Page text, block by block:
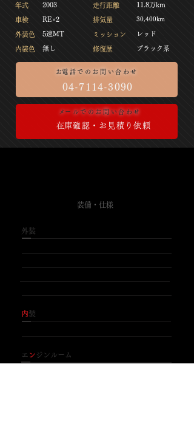
​年式
​車検
​走行距離
​排気量
​外装色
​内装色
​お電話でのお問い合わせ
04-7114-3090
​ミッション
​修復歴
2003
30,400km
11.8万km
​RE×2
​レッド
​ブラック系
5速MT
​無し
​在庫確認・お見積り依頼
​メールでのお問い合わせ
​装備・仕様
​装
​内装
​ エン ジンルーム